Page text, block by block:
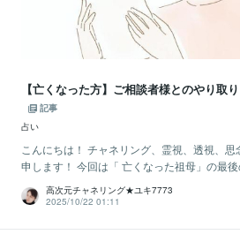
【亡くなった方】ご相談者様とのやり
記事
占い
こんにちは！ チャネリング、霊視、透視、
申します！ 今回は「 亡くなった祖母」の最後
高次元チャネリング★ユキ7773
2025/10/22 01:11